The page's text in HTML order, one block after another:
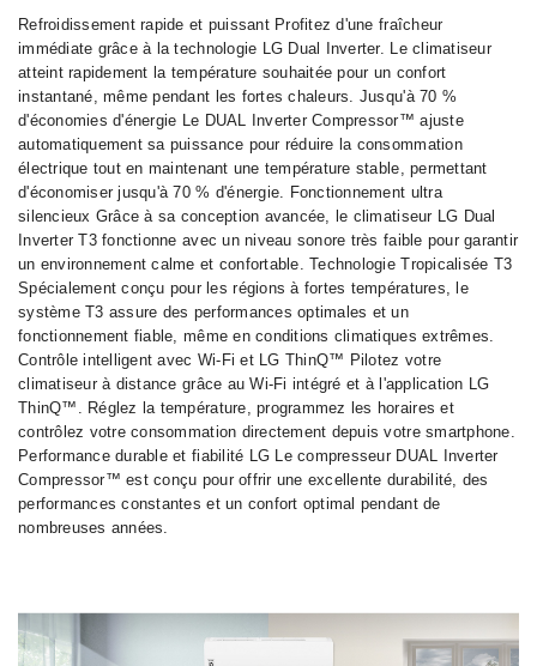
Refroidissement rapide et puissant Profitez d'une fraîcheur
immédiate grâce à la technologie LG Dual Inverter. Le climatiseur
atteint rapidement la température souhaitée pour un confort
instantané, même pendant les fortes chaleurs. Jusqu'à 70 %
d'économies d'énergie Le DUAL Inverter Compressor™ ajuste
automatiquement sa puissance pour réduire la consommation
électrique tout en maintenant une température stable, permettant
d'économiser jusqu'à 70 % d'énergie. Fonctionnement ultra
silencieux Grâce à sa conception avancée, le climatiseur LG Dual
Inverter T3 fonctionne avec un niveau sonore très faible pour garantir
un environnement calme et confortable. Technologie Tropicalisée T3
Spécialement conçu pour les régions à fortes températures, le
système T3 assure des performances optimales et un
fonctionnement fiable, même en conditions climatiques extrêmes.
Contrôle intelligent avec Wi-Fi et LG ThinQ™ Pilotez votre
climatiseur à distance grâce au Wi-Fi intégré et à l'application LG
ThinQ™. Réglez la température, programmez les horaires et
contrôlez votre consommation directement depuis votre smartphone.
Performance durable et fiabilité LG Le compresseur DUAL Inverter
Compressor™ est conçu pour offrir une excellente durabilité, des
performances constantes et un confort optimal pendant de
nombreuses années.